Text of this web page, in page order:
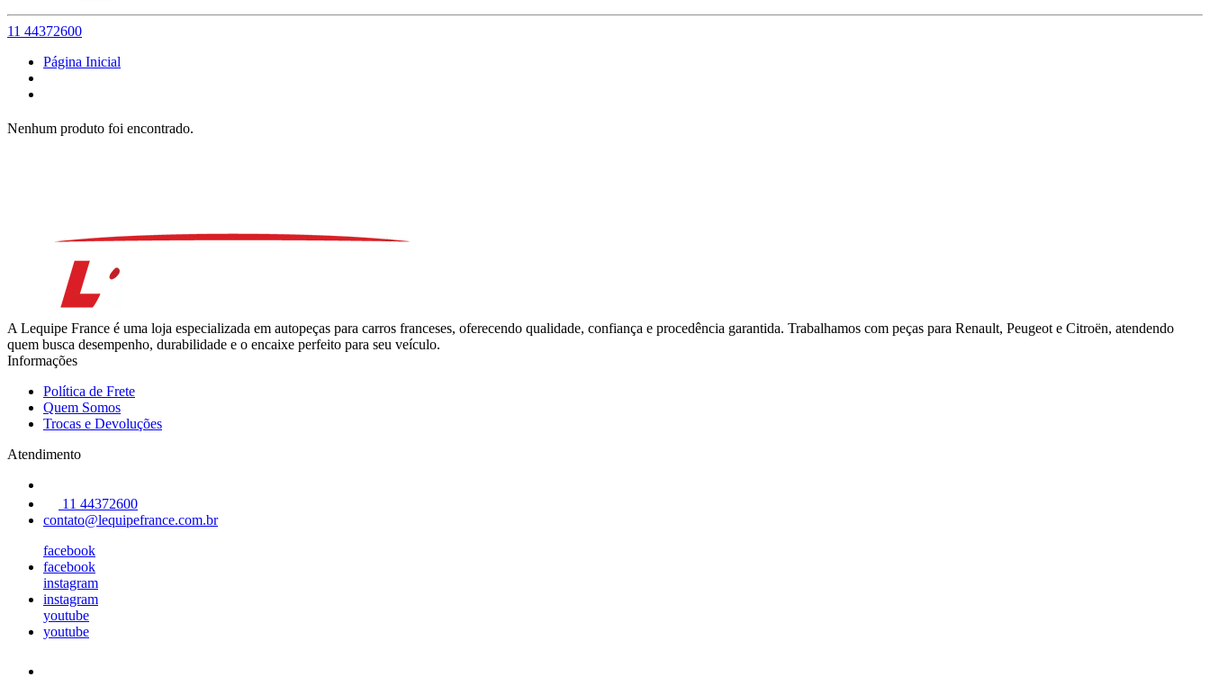
11 44372600
Página Inicial
Nenhum produto foi encontrado.
A Lequipe France é uma loja especializada em autopeças para carros franceses, oferecendo qualidade, confiança e procedência garantida. Trabalhamos com peças para Renault, Peugeot e Citroën, atendendo
quem busca desempenho, durabilidade e o encaixe perfeito para seu veículo.
Informações
Política de Frete
Quem Somos
Trocas e Devoluções
Atendimento
11 44372600
contato@lequipefrance.com.br
facebook
facebook
instagram
instagram
youtube
youtube